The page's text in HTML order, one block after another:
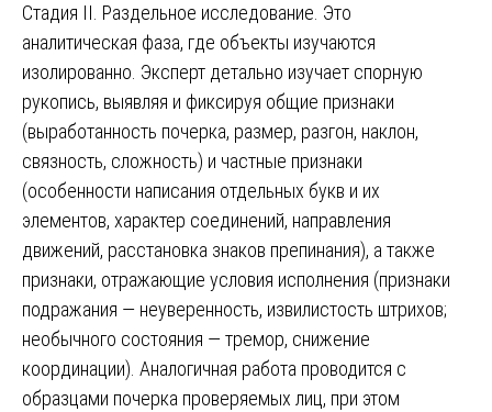
Стадия II. Раздельное исследование. Это
аналитическая фаза, где объекты изучаются
изолированно. Эксперт детально изучает спорную
рукопись, выявляя и фиксируя общие признаки
(выработанность почерка, размер, разгон, наклон,
связность, сложность) и частные признаки
(особенности написания отдельных букв и их
элементов, характер соединений, направления
движений, расстановка знаков препинания), а также
признаки, отражающие условия исполнения (признаки
подражания — неуверенность, извилистость штрихов;
необычного состояния — тремор, снижение
координации). Аналогичная работа проводится с
образцами почерка проверяемых лиц, при этом